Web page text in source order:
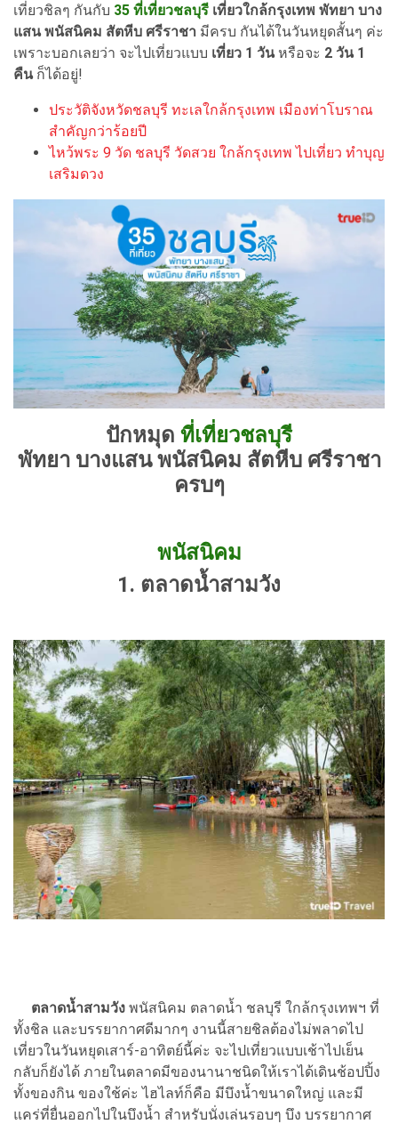
เที่ยวชิลๆ กันกับ 35 ที่เที่ยวชลบุรี เที่ยวใกล้กรุงเทพ พัทยา บาง
แสน พนัสนิคม สัตหีบ ศรีราชา มีครบ กันได้ในวันหยุดสั้นๆ ค่ะ
เพราะบอกเลยว่า จะไปเที่ยวแบบ เที่ยว 1 วันหรือจะ 2 วัน 1
คืนก็ได้อยู่!
ประวัติจังหวัดชลบุรี ทะเลใกล้กรุงเทพ เมืองท่าโบราณ
สำคัญกว่าร้อยปี
ไหว้พระ 9 วัด ชลบุรี วัดสวย ใกล้กรุงเทพ ไปเที่ยว ทำบุญ
เสริมดวง
ปักหมุด ที่เที่ยวชลบุรี
พัทยา บางแสน พนัสนิคม สัตหีบ ศรีราชา
ครบๆ
พนัสนิคม
1. ตลาดน้ำสามวัง
ตลาดน้ำสามวัง พนัสนิคม ตลาดน้ำ ชลบุรี ใกล้กรุงเทพฯ ที่
ทั้งชิล และบรรยากาศดีมากๆ งานนี้สายชิลต้องไม่พลาดไป
เที่ยวในวันหยุดเสาร์-อาทิตย์นี้ค่ะ จะไปเที่ยวแบบเช้าไปเย็น
กลับก็ยังได้ ภายในตลาดมีของนานาชนิดให้เราได้เดินช้อปปิ้ง
ทั้งของกิน ของใช้ค่ะ ไฮไลท์ก็คือ มีบึงน้ำขนาดใหญ่ และมี
แคร่ที่ยื่นออกไปในบึงน้ำ สำหรับนั่งเล่นรอบๆ บึง บรรยากาศ